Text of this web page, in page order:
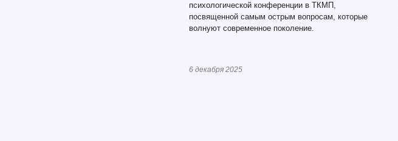
психологической конференции в ТКМП,
посвященной самым острым вопросам, которые
волнуют современное поколение.
6 декабря 2025